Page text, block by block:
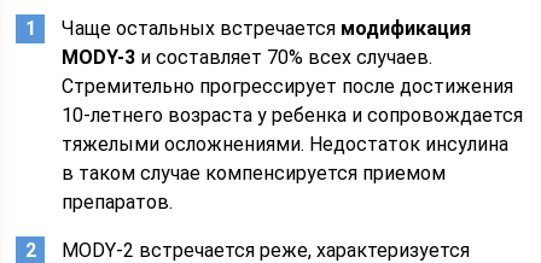
Чаще остальных встречается модификация
MODY-3 и составляет 70% всех случаев.
Стремительно прогрессирует после достижения
10-летнего возраста у ребенка и сопровождается
тяжелыми осложнениями. Недостаток инсулина
в таком случае компенсируется приемом
препаратов.
MODY-2 встречается реже, характеризуется